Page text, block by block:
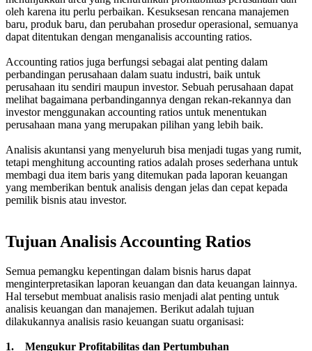
oleh karena itu perlu perbaikan. Kesuksesan rencana manajemen
baru, produk baru, dan perubahan prosedur operasional, semuanya
dapat ditentukan dengan menganalisis accounting ratios.
Accounting ratios juga berfungsi sebagai alat penting dalam
perbandingan perusahaan dalam suatu industri, baik untuk
perusahaan itu sendiri maupun investor. Sebuah perusahaan dapat
melihat bagaimana perbandingannya dengan rekan-rekannya dan
investor menggunakan accounting ratios untuk menentukan
perusahaan mana yang merupakan pilihan yang lebih baik.
Analisis akuntansi yang menyeluruh bisa menjadi tugas yang rumit,
tetapi menghitung accounting ratios adalah proses sederhana untuk
membagi dua item baris yang ditemukan pada laporan keuangan
yang memberikan bentuk analisis dengan jelas dan cepat kepada
pemilik bisnis atau investor.
Tujuan Analisis Accounting Ratios
Semua pemangku kepentingan dalam bisnis harus dapat
menginterpretasikan laporan keuangan dan data keuangan lainnya.
Hal tersebut membuat analisis rasio menjadi alat penting untuk
analisis keuangan dan manajemen. Berikut adalah tujuan
dilakukannya analisis rasio keuangan suatu organisasi:
1. Mengukur Profitabilitas dan Pertumbuhan